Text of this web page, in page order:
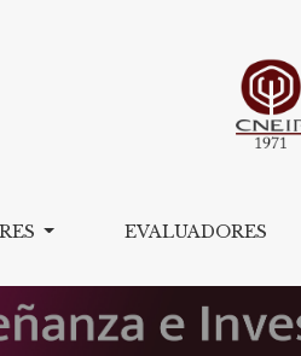
EVALUADORES